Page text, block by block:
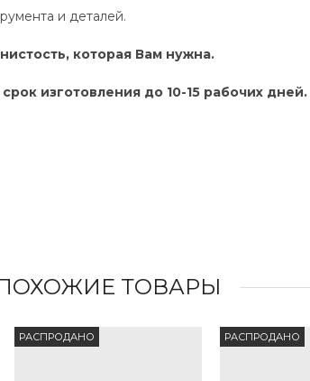
и деталей.
которая Вам нужна.
изготовления до 10-15 рабочих дней.
ТОВАРЫ
РАСПРОДАНО РАСПРОДАНО